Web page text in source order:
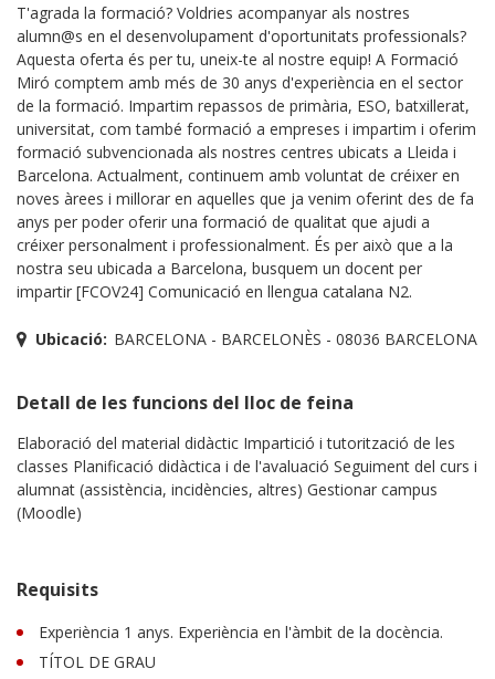
T'agrada la formació? Voldries acompanyar als nostres
alumn@s en el desenvolupament d'oportunitats professionals?
Aquesta oferta és per tu, uneix-te al nostre equip! A Formació
Miró comptem amb més de 30 anys d'experiència en el sector
de la formació. Impartim repassos de primària, ESO, batxillerat,
universitat, com també formació a empreses i impartim i oferim
formació subvencionada als nostres centres ubicats a Lleida i
Barcelona. Actualment, continuem amb voluntat de créixer en
noves àrees i millorar en aquelles que ja venim oferint des de fa
anys per poder oferir una formació de qualitat que ajudi a
créixer personalment i professionalment. És per això que a la
nostra seu ubicada a Barcelona, busquem un docent per
impartir [FCOV24] Comunicació en llengua catalana N2.
Ubicació: BARCELONA - BARCELONÈS - 08036 BARCELONA
Detall de les funcions del lloc de feina
Elaboració del material didàctic Impartició i tutorització de les
classes Planificació didàctica i de l'avaluació Seguiment del curs i
alumnat (assistència, incidències, altres) Gestionar campus
(Moodle)
Requisits
Experiència 1 anys. Experiència en l'àmbit de la docència.
TÍTOL DE GRAU